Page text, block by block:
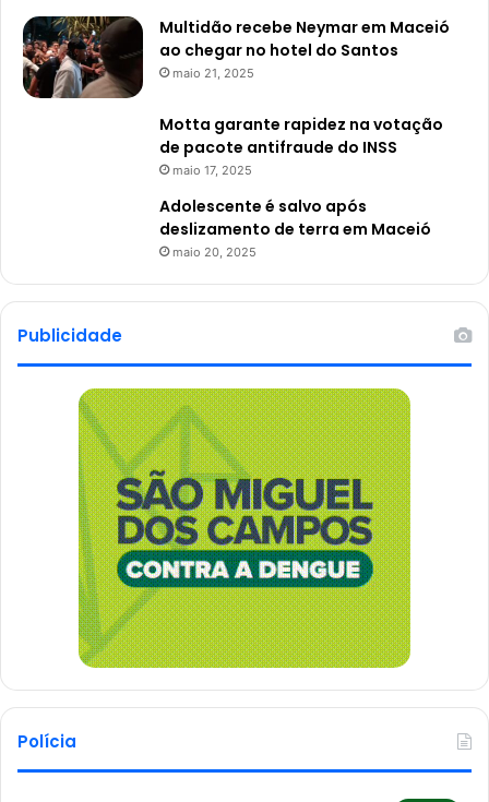
Multidão recebe Neymar em Maceió
ao chegar no hotel do Santos
maio 21, 2025
Motta garante rapidez na votação
de pacote antifraude do INSS
maio 17, 2025
Adolescente é salvo após
deslizamento de terra em Maceió
maio 20, 2025
Publicidade
Polícia